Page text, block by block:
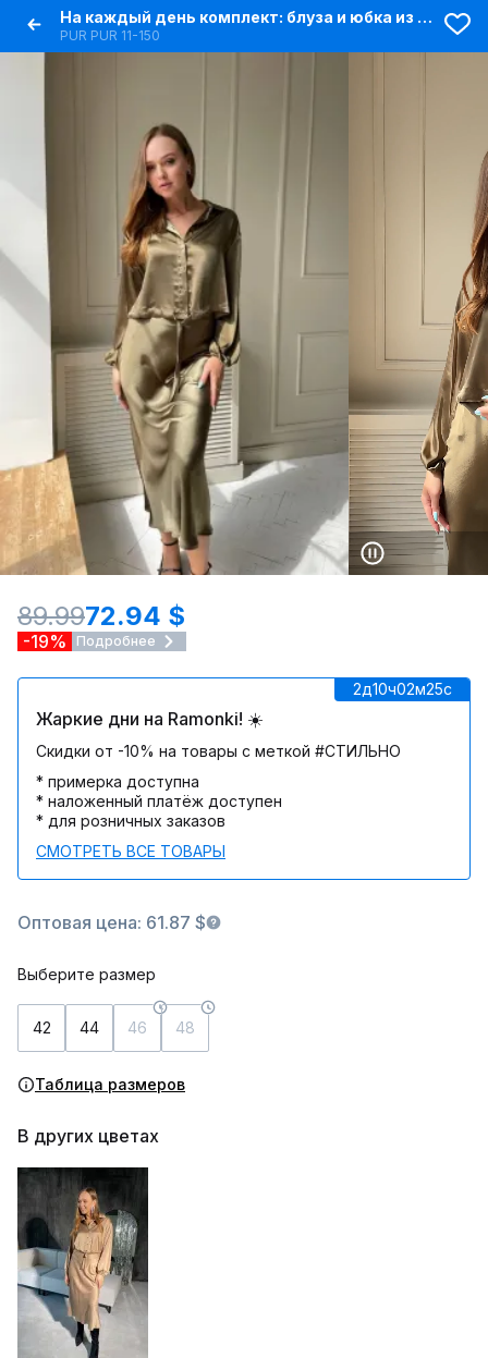
На каждый день комплект: блуза и юбка из текстиля
PUR PUR 11-150
89.9972.94 $
-19% Подробнее
2д10ч02м25c
Жаркие дни на Ramonki! ☀️
Скидки от -10% на товары с меткой #СТИЛЬНО
* примерка доступна
* наложенный платёж доступен
* для розничных заказов
СМОТРЕТЬ ВСЕ ТОВАРЫ
Оптовая цена: 61.87 $
Выберите размер
42 44 46 48
Таблица размеров
В других цветах